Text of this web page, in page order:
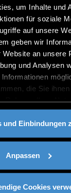
um Inhalte und
für soziale
auf unsere
geben wir
Website an unsere
und Analysen
die Sie
und Einbindungen
Anpassen
Cookies